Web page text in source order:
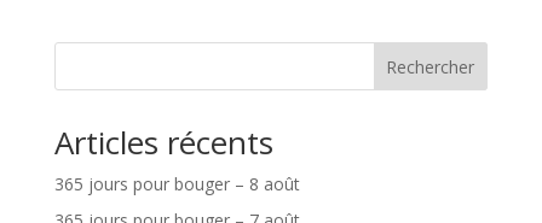
Rechercher
Articles récents
365 jours pour bouger – 8 août